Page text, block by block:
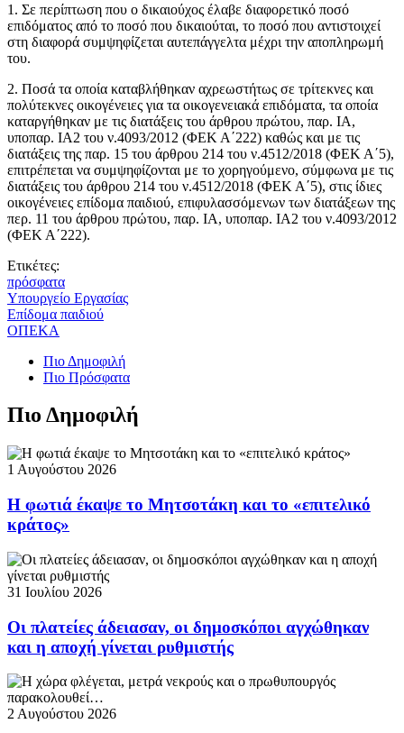
1. Σε περίπτωση που ο δικαιούχος έλαβε διαφορετικό ποσό
επιδόματος από το ποσό που δικαιούται, το ποσό που αντιστοιχεί
στη διαφορά συμψηφίζεται αυτεπάγγελτα μέχρι την αποπληρωμή
του.
2. Ποσά τα οποία καταβλήθηκαν αχρεωστήτως σε τρίτεκνες και
πολύτεκνες οικογένειες για τα οικογενειακά επιδόματα, τα οποία
καταργήθηκαν με τις διατάξεις του άρθρου πρώτου, παρ. ΙΑ,
υποπαρ. ΙΑ2 του ν.4093/2012 (ΦΕΚ Α΄222) καθώς και με τις
διατάξεις της παρ. 15 του άρθρου 214 του ν.4512/2018 (ΦΕΚ Α΄5),
επιτρέπεται να συμψηφίζονται με το χορηγούμενο, σύμφωνα με τις
διατάξεις του άρθρου 214 του ν.4512/2018 (ΦΕΚ Α΄5), στις ίδιες
οικογένειες επίδομα παιδιού, επιφυλασσόμενων των διατάξεων της
περ. 11 του άρθρου πρώτου, παρ. ΙΑ, υποπαρ. ΙΑ2 του ν.4093/2012
(ΦΕΚ Α΄222).
Ετικέτες:
πρόσφατα
Υπουργείο Εργασίας
Επίδομα παιδιού
ΟΠΕΚΑ
Πιο Δημοφιλή
Πιο Πρόσφατα
Πιο Δημοφιλή
1 Αυγούστου 2026
Η φωτιά έκαψε το Μητσοτάκη και το «επιτελικό
κράτος»
31 Ιουλίου 2026
Οι πλατείες άδειασαν, οι δημοσκόποι αγχώθηκαν
και η αποχή γίνεται ρυθμιστής
2 Αυγούστου 2026